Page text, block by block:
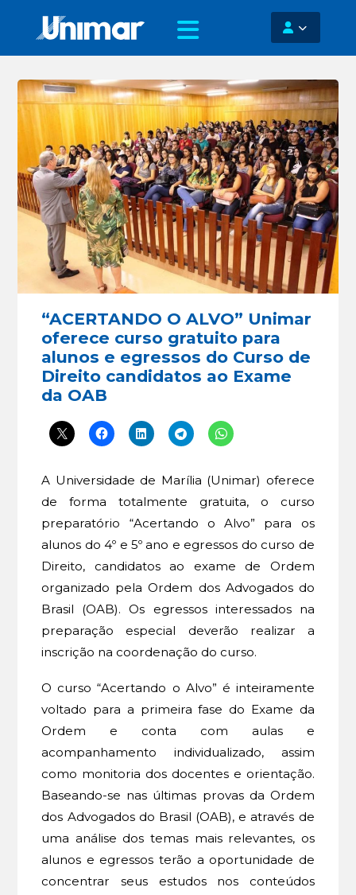
“ACERTANDO O ALVO” Unimar
oferece curso gratuito para
alunos e egressos do Curso de
Direito candidatos ao Exame
da OAB
A Universidade de Marília (Unimar) oferece
de forma totalmente gratuita, o curso
preparatório “Acertando o Alvo” para os
alunos do 4º e 5º ano e egressos do curso de
Direito, candidatos ao exame de Ordem
organizado pela Ordem dos Advogados do
Brasil (OAB). Os egressos interessados na
preparação especial deverão realizar a
inscrição na coordenação do curso.
O curso “Acertando o Alvo” é inteiramente
voltado para a primeira fase do Exame da
Ordem e conta com aulas e
acompanhamento individualizado, assim
como monitoria dos docentes e orientação.
Baseando-se nas últimas provas da Ordem
dos Advogados do Brasil (OAB), e através de
uma análise dos temas mais relevantes, os
alunos e egressos terão a oportunidade de
concentrar seus estudos nos conteúdos